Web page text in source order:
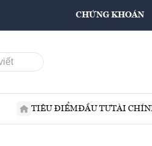
CHỨNG KHOÁN
TIÊU ĐIỂMĐẦU TƯTÀI